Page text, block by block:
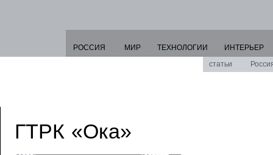
РОССИЯ МИР ТЕХНОЛОГИИ
ИНТЕРЬЕР
статьи
ГТРК «Ока»